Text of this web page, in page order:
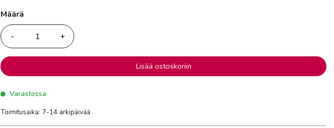
Määrä
Määrä
Lisää ostoskoriin
Varastossa
Toimitusaika: 7-14 arkipäivää